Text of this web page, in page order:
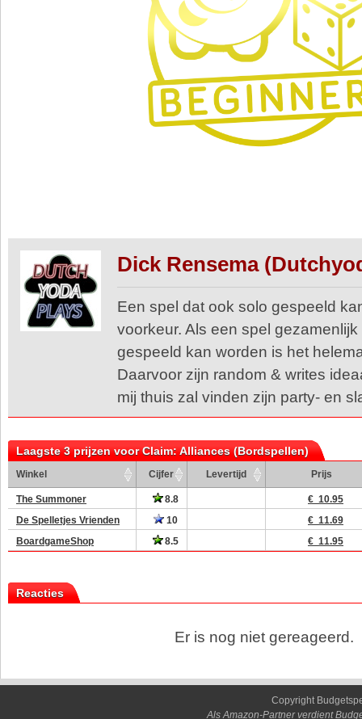
Dick Rensema
Een spel dat ook solo gespeeld
voorkeur. Als een spel
gespeeld kan worden is het
Daarvoor zijn random & writes
mij thuis zal vinden zijn party- en
Laagste 3 prijzen voor Claim: Alliances (Bordspellen)
Winkel Cijfer Levertijd Prijs
The Summoner 8.8
€ 10.95
De Spelletjes Vrienden
10
€ 11.69
BoardgameShop
8.5 € 11.95
Reacties
Er is nog niet gereageerd.
Copyright
Als Amazon-Partner verdient